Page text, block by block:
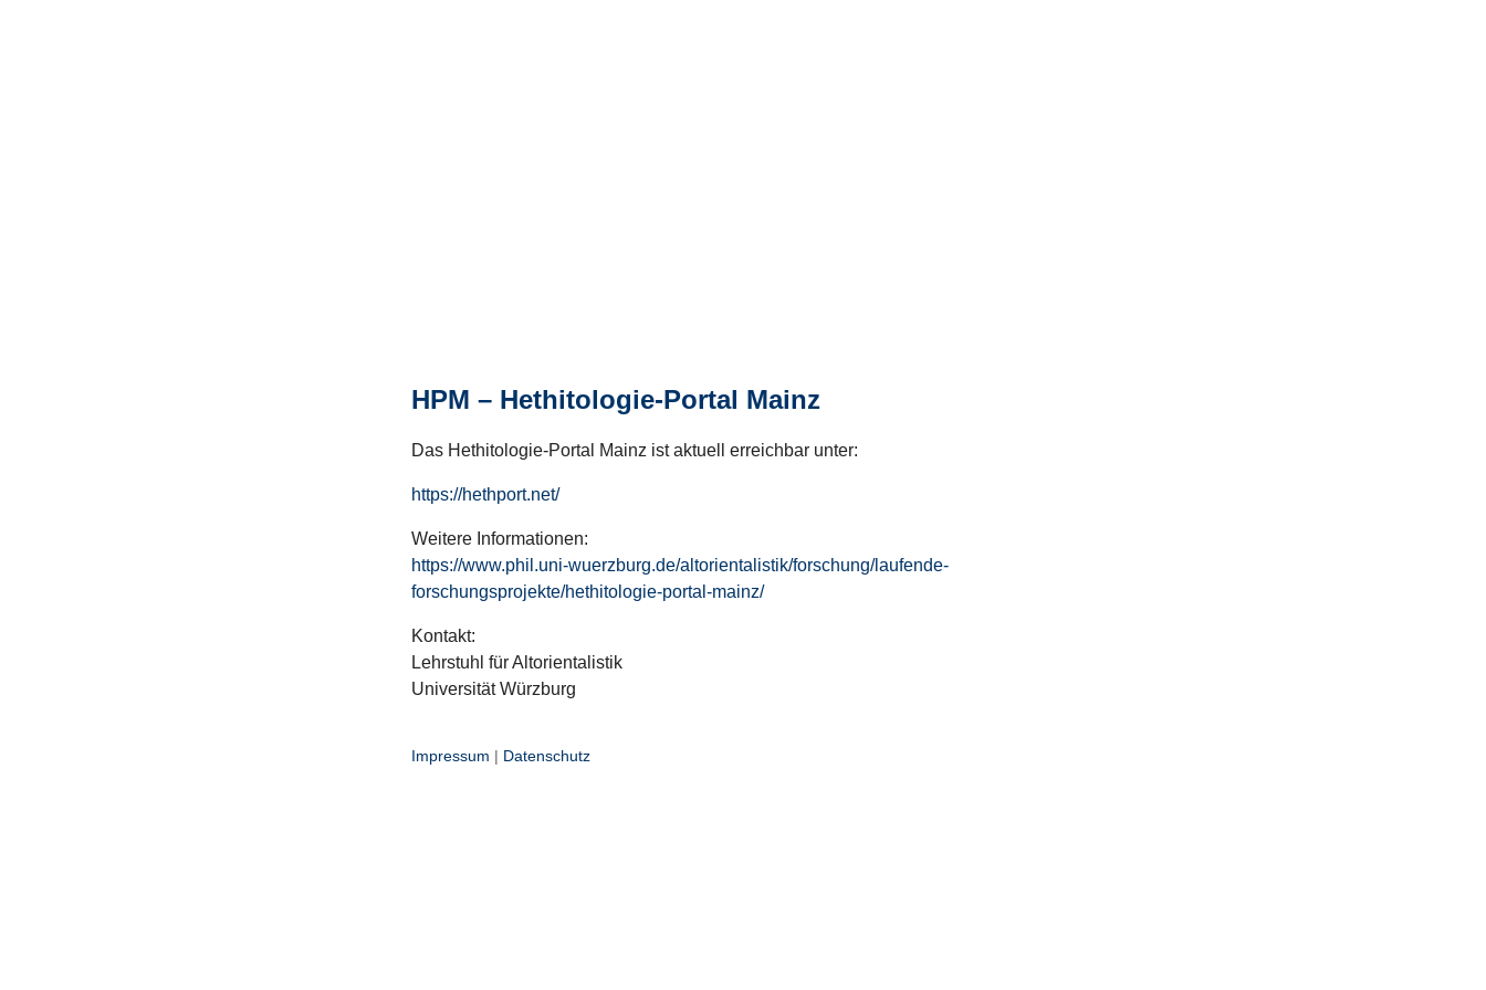
HPM – Hethitologie-Portal Mainz
Das Hethitologie-Portal Mainz ist aktuell erreichbar unter:
https://hethport.net/
Weitere Informationen:
https://www.phil.uni-wuerzburg.de/altorientalistik/forschung/laufende-
forschungsprojekte/hethitologie-portal-mainz/
Kontakt:
Lehrstuhl für Altorientalistik
Universität Würzburg
Impressum | Datenschutz